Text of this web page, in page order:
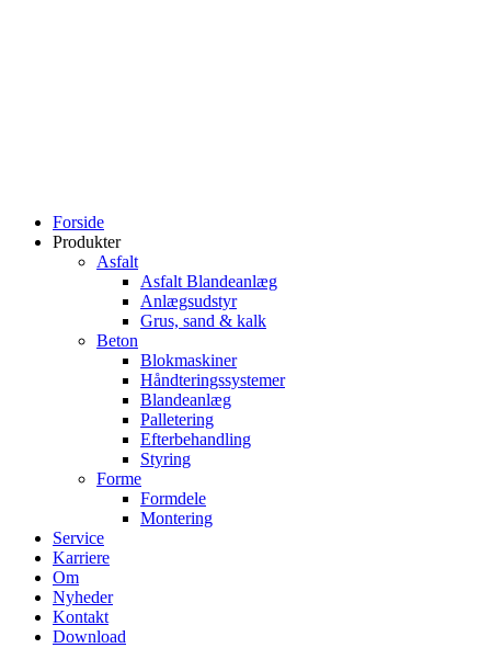
Forside
Produkter
Asfalt
Asfalt Blandeanlæg
Anlægsudstyr
Grus, sand & kalk
Beton
Blokmaskiner
Håndteringssystemer
Blandeanlæg
Palletering
Efterbehandling
Styring
Forme
Formdele
Montering
Service
Karriere
Om
Nyheder
Kontakt
Download